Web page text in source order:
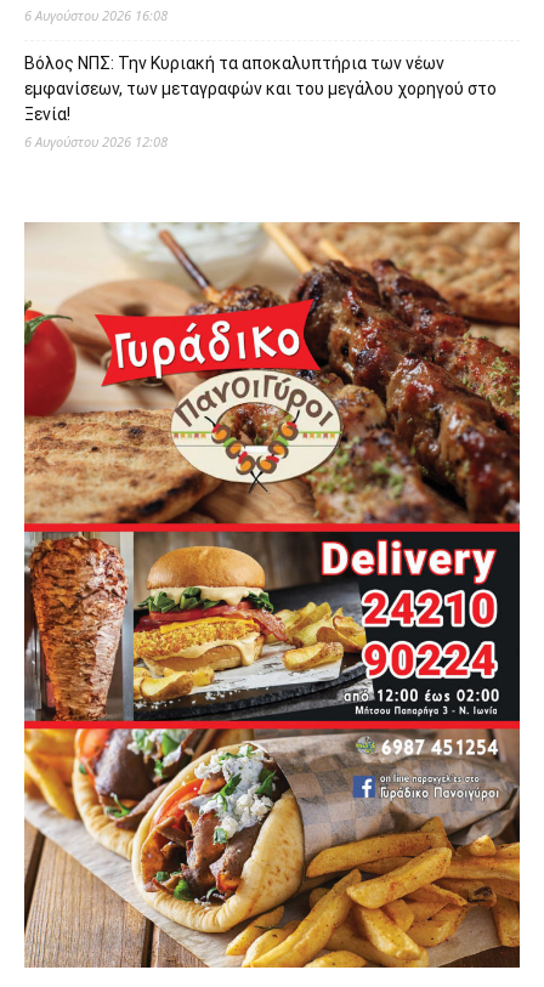
6 Αυγούστου 2026 16:08
Βόλος ΝΠΣ: Την Κυριακή τα αποκαλυπτήρια των νέων
εμφανίσεων, των μεταγραφών και του μεγάλου χορηγού στο
Ξενία!
6 Αυγούστου 2026 12:08